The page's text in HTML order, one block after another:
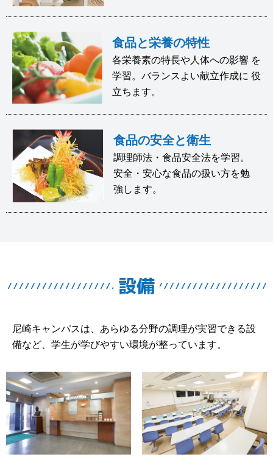
食品と栄養の特性
各栄養素の特長や人体への影響 を
学習。バランスよい献立作成に 役
立ちます。
食品の安全と衛生
調理師法・食品安全法を学習。
安全・安心な食品の扱い方を勉
強します。
設備
尼崎キャンパスは、あらゆる分野の調理が実習できる設
備など、学生が学びやすい環境が整っています。